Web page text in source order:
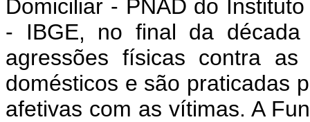
Domiciliar - PNAD do
- IBGE, no final da
agressões físicas contra as
domésticos e são praticadas
afetivas com as vítimas. A